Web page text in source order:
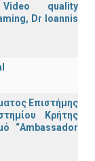
quality
Dr Ioannis
Επιστήμης
Κρήτης
“Ambassador